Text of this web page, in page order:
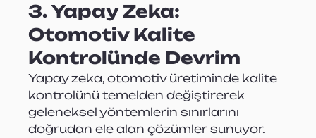
3. Yapay Zeka:
Otomotiv Kalite
Kontrolünde Devrim
Yapay zeka, otomotiv üretiminde kalite
kontrolünü temelden değiştirerek
geleneksel yöntemlerin sınırlarını
doğrudan ele alan çözümler sunuyor.